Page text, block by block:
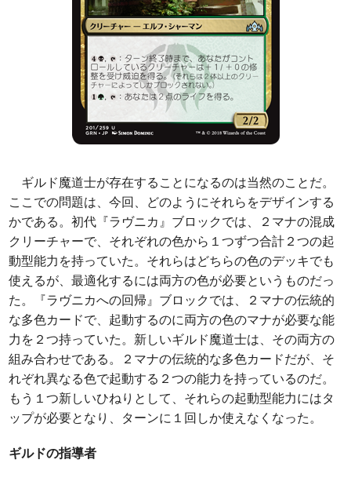
ギルド魔道士が存在することになるのは当然のことだ。
ここでの問題は、今回、どのようにそれらをデザインする
かである。初代『ラヴニカ』ブロックでは、２マナの混成
クリーチャーで、それぞれの色から１つずつ合計２つの起
動型能力を持っていた。それらはどちらの色のデッキでも
使えるが、最適化するには両方の色が必要というものだっ
た。『ラヴニカへの回帰』ブロックでは、２マナの伝統的
な多色カードで、起動するのに両方の色のマナが必要な能
力を２つ持っていた。新しいギルド魔道士は、その両方の
組み合わせである。２マナの伝統的な多色カードだが、そ
れぞれ異なる色で起動する２つの能力を持っているのだ。
もう１つ新しいひねりとして、それらの起動型能力にはタ
ップが必要となり、ターンに１回しか使えなくなった。
ギルドの指導者